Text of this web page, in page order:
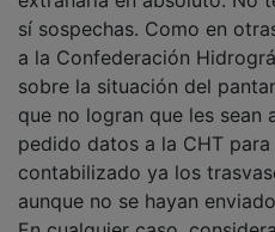
sí sospechas. Como en
a la Confederación
sobre la situación del
que no logran que les sean
pedido datos a la CHT para
contabilizado ya los
aunque no se hayan
En cualquier caso,